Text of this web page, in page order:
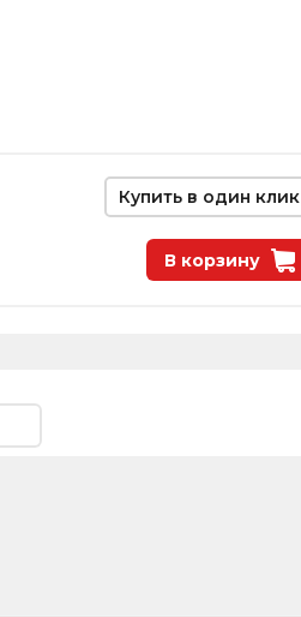
В корзину
Купить в один клик